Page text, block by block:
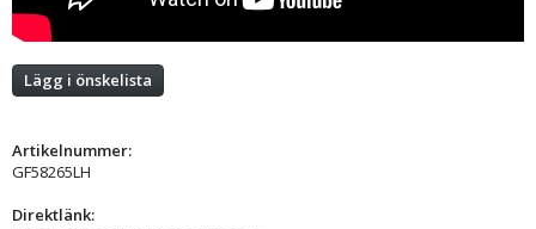
Lägg i önskelista
Artikelnummer:
GF58265LH
Direktlänk: